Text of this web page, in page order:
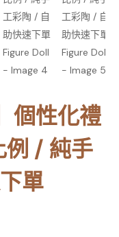
個性化禮
例 / 純手
單